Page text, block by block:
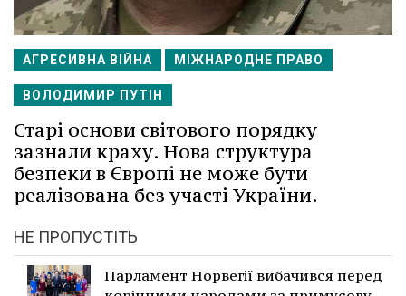
АГРЕСИВНА ВІЙНА МІЖНАРОДНЕ ПРАВО
ВОЛОДИМИР ПУТІН
Старі основи світового порядку
зазнали краху. Нова структура
безпеки в Європі не може бути
реалізована без участі України.
НЕ ПРОПУСТІТЬ
Парламент Норвегії вибачився перед